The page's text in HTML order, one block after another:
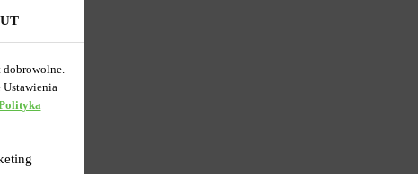
dobrowolne.
Ustawienia